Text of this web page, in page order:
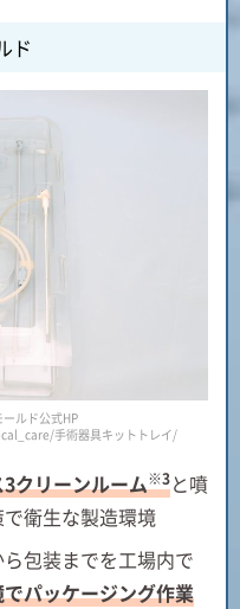
ド
ルド公式HP
手術器具キットトレイ/
クリーンルーム※3と噴
衛生な製造環境
包装までを工場内で
パッケージング作業